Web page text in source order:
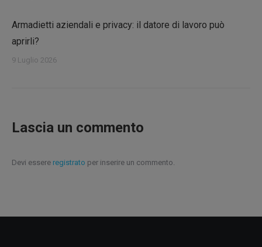
Armadietti aziendali e privacy: il datore di lavoro può
aprirli?
9 Luglio 2026
Lascia un commento
Devi essere registrato per inserire un commento.